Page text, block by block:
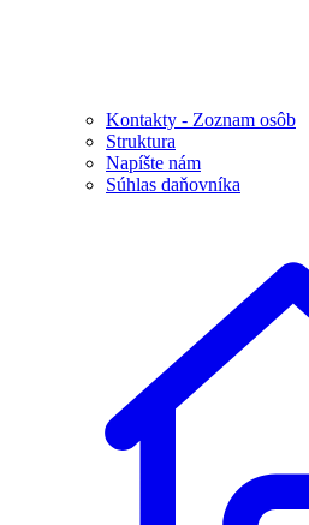
Kontakty - Zoznam osôb
Struktura
Napíšte nám
Súhlas daňovníka